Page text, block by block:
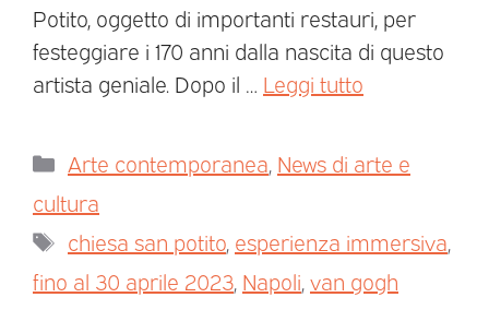
Potito, oggetto di importanti restauri, per
festeggiare i 170 anni dalla nascita di questo
artista geniale. Dopo il … Leggi tutto
Arte contemporanea News di arte e
cultura
chiesa san potito esperienza immersiva
fino al 30 aprile 2023 Napoli van gogh